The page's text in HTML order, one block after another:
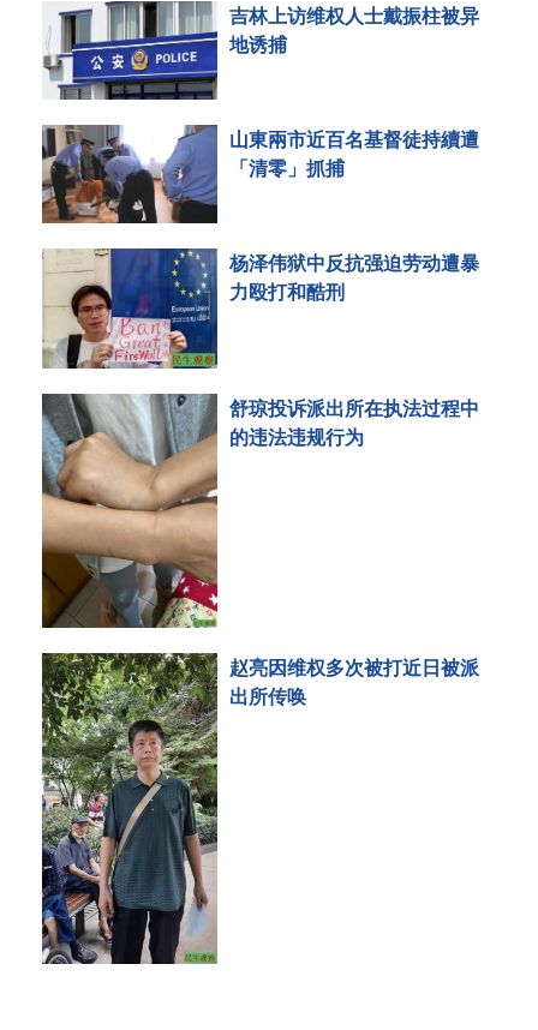
吉林上访维权人士戴振柱被异
地诱捕
山東兩市近百名基督徒持續遭
「清零」抓捕
杨泽伟狱中反抗强迫劳动遭暴
力殴打和酷刑
舒琼投诉派出所在执法过程中
的违法违规行为
赵亮因维权多次被打近日被派
出所传唤